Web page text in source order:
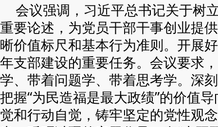
会议强调，习近平总书记关于树
重要论述，为党员干部干事创业提
晰价值标尺和基本行为准则。开展
年支部建设的重要任务。会议要求
学、带着问题学、带着思考学。深
把握“为民造福是最大政绩”的价值
觉和行动自觉，铸牢坚定的党性观